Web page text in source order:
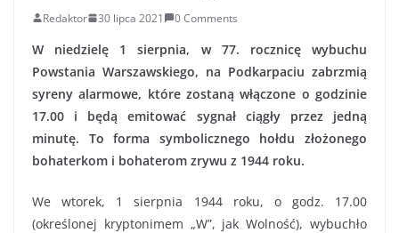
Redaktor 30 lipca 2021 0 Comments
W niedzielę 1 sierpnia, w 77. rocznicę wybuchu
Powstania Warszawskiego, na Podkarpaciu zabrzmią
syreny alarmowe, które zostaną włączone o godzinie
17.00 i będą emitować sygnał ciągły przez jedną
minutę. To forma symbolicznego hołdu złożonego
bohaterkom i bohaterom zrywu z 1944 roku.
We wtorek, 1 sierpnia 1944 roku, o godz. 17.00
(określonej kryptonimem „W”, jak Wolność), wybuchło